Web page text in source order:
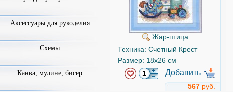
Жар-птица
Техника: Счетный Крест
Размер: 18x26 см
Добавить
567 руб.
Аксессуары для рукоделия
Схемы
Канва, мулине, бисер